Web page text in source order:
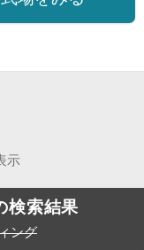
示
検索結果
ング